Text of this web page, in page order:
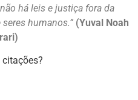
há leis e justiça fora da
humanos.” (Yuval Noah
citações?